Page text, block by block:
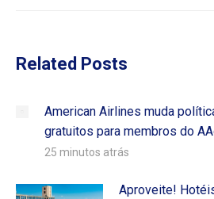
Related Posts
American Airlines muda
gratuitos para membros do
25 minutos atrás
Aproveite!